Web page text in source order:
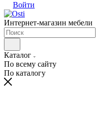
Войти
Интернет-магазин мебели
Каталог
По всему сайту
По каталогу